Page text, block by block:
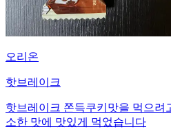
오리온
핫브레이크
핫브레이크 쫀득쿠키맛을 먹으려
소한 맛에 맛있게 먹었습니다